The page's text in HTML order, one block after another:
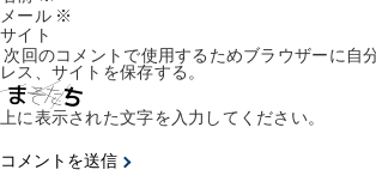
メール ※
サイト
次回のコメントで使用するためブラウザーに自
レス、サイトを保存する。
上に表示された文字を入力してください。